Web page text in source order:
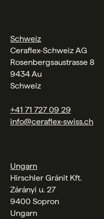
Schweiz
Ceraflex-Schweiz AG
Rosenbergsaustrasse 8
9434 Au
Schweiz
+41 71 727 09 29
info@ceraflex-swiss.ch
Ungarn
Hirschler Gránit Kft.
Zárányi u. 27
9400 Sopron
Ungarn